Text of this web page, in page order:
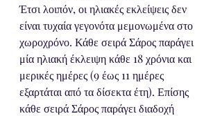
Έτσι λοιπόν, οι ηλιακές εκλείψεις δεν
είναι τυχαία γεγονότα μεμονωμένα στο
χωροχρόνο. Κάθε σειρά Σάρος παράγει
μία ηλιακή έκλειψη κάθε 18 χρόνια και
μερικές ημέρες (9 έως 11 ημέρες
εξαρτάται από τα δίσεκτα έτη). Επίσης
κάθε σειρά Σάρος παράγει διαδοχή